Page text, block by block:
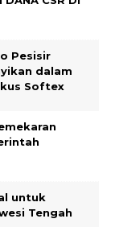
Pesisir
dalam
Softex
untuk
Tengah